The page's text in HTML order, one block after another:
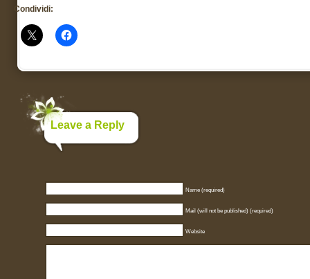
Condividi:
Leave a Reply
Name (required)
Mail (will not be published) (required)
Website